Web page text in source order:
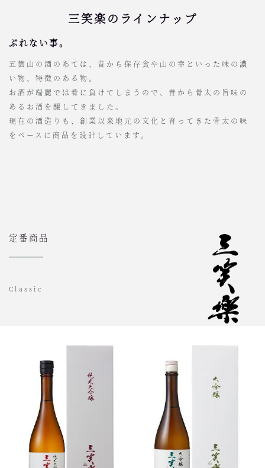
三笑楽のラインナップ
ぶれない事。
五箇山の酒のあては、昔から保存食や山の幸といった味の濃
い物、特徴のある物。
お酒が端麗では肴に負けてしまうので、昔から骨太の旨味の
あるお酒を醸してきました。
現在の酒造りも、創業以来地元の文化と育ってきた骨太の味
をベースに商品を設計しています。
定番商品
Classic